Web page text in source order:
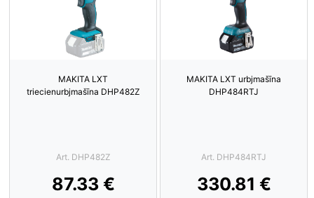
MAKITA LXT
triecienurbjmašīna DHP482Z
Art. DHP482Z
87.33 €
MAKITA LXT urbjmašīna
DHP484RTJ
Art. DHP484RTJ
330.81 €